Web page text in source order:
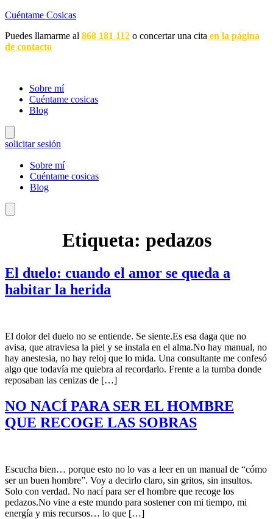
Cuéntame Cosicas
Puedes llamarme al 868 181 112 o concertar una cita en la página
de contacto
Sobre mí
Cuéntame cosicas
Blog
solicitar sesión
Sobre mí
Cuéntame cosicas
Blog
Etiqueta: pedazos
El duelo: cuando el amor se queda a
habitar la herida
El dolor del duelo no se entiende. Se siente.Es esa daga que no
avisa, que atraviesa la piel y se instala en el alma.No hay manual, no
hay anestesia, no hay reloj que lo mida. Una consultante me confesó
algo que todavía me quiebra al recordarlo. Frente a la tumba donde
reposaban las cenizas de […]
NO NACÍ PARA SER EL HOMBRE
QUE RECOGE LAS SOBRAS
Escucha bien… porque esto no lo vas a leer en un manual de “cómo
ser un buen hombre”. Voy a decirlo claro, sin gritos, sin insultos.
Solo con verdad. No nací para ser el hombre que recoge los
pedazos.No vine a este mundo para sostener con mi tiempo, mi
energía y mis recursos… lo que […]